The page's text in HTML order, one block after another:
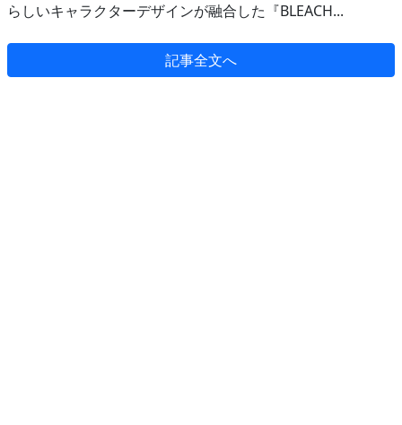
らしいキャラクターデザインが融合した『BLEACH...
記事全文へ